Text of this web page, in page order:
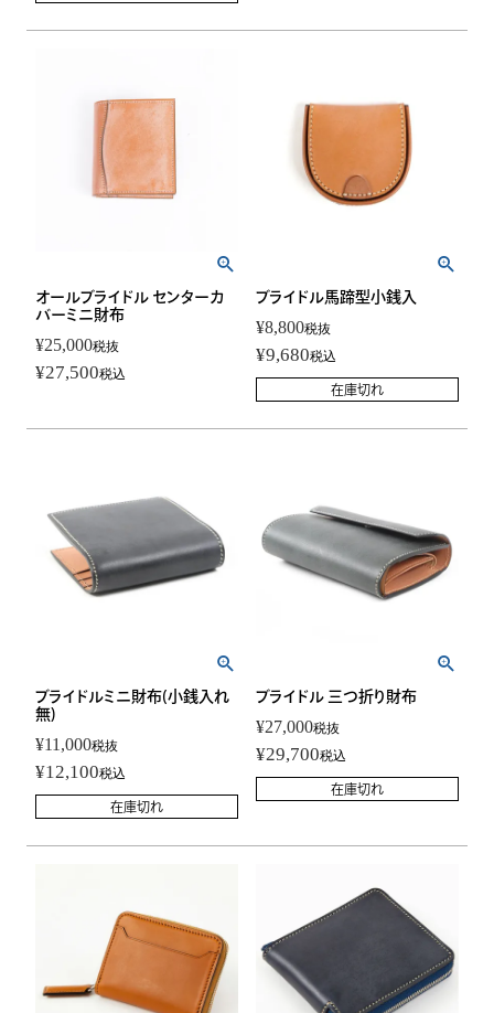
オールブライドル センターカ
バーミニ財布
¥25,000税抜
¥27,500税込
ブライドル馬蹄型小銭入
¥8,800税抜
¥9,680税込
在庫切れ
ブライドルミニ財布(小銭入れ
無)
¥11,000税抜
¥12,100税込
在庫切れ
ブライドル 三つ折り財布
¥27,000税抜
¥29,700税込
在庫切れ